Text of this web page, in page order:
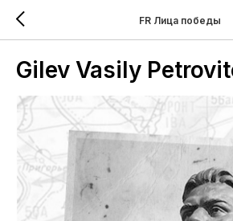
FR Лица победы
Gilev Vasily